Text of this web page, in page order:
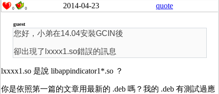
0 0 2014-04-23 quote
guest
您好，小弟在14.04安裝GCIN後
卻出現了lxxxx1.so錯誤的訊息
lxxxx1.so 是說 libappindicator1*.so ？
你是依照第一篇的文章用最新的 .deb 嗎？我的 .deb 有測試過應